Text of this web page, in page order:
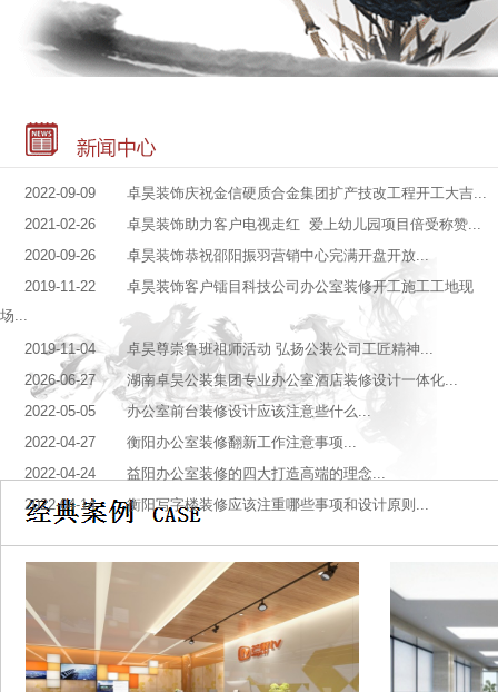
2022-09-09 卓昊装饰庆祝金信硬质合金集团扩产技改工程开工大吉...
2021-02-26 卓昊装饰助力客户电视走红 爱上幼儿园项目倍受称赞...
2020-09-26 卓昊装饰恭祝邵阳振羽营销中心完满开盘开放...
2019-11-22 卓昊装饰客户镭目科技公司办公室装修开工施工工地现
场...
2019-11-04 卓昊尊崇鲁班祖师活动 弘扬公装公司工匠精神...
2026-06-27 湖南卓昊公装集团专业办公室酒店装修设计一体化...
2022-05-05 办公室前台装修设计应该注意些什么...
2022-04-27 衡阳办公室装修翻新工作注意事项...
2022-04-24 益阳办公室装修的四大打造高端的理念...
2022-04-14 衡阳写字楼装修应该注重哪些事项和设计原则...